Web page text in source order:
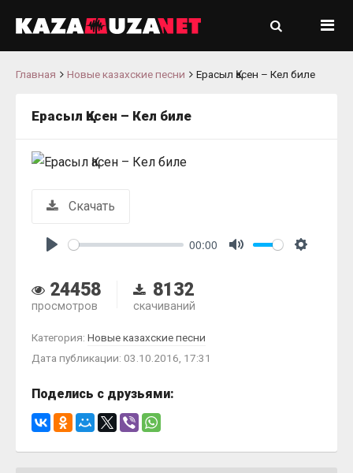
Главная Новые казахские песни Ерасыл Қасен – Кел биле
Ерасыл Қасен – Кел биле
Скачать
00:00
24458
просмотров
8132
скачиваний
Категория: Новые казахские песни
Дата публикации: 03.10.2016, 17:31
Поделись с друзьями: